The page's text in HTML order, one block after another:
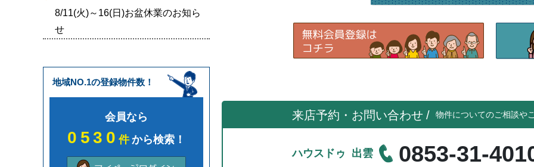
来店予約・お問い合わせ / 物件についてのご相談や
ハウスドゥ 出雲 0853-31-
8/11(火)～16(日)お盆休業のお知ら
せ
地域NO.1の登録物件数！
会員なら
0530件から検索！